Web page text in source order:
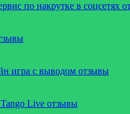
по накрутке в соцсетях
игра с выводом отзывы
Live отзывы